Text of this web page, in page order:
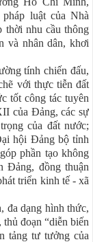
luật của Nhà
thời nhu cầu thông
và nhân dân, khơi
tính chiến đấu,
với thực tiễn đất
tốt công tác tuyên
của Đảng, các sự
của đất nước;
hội Đảng bộ tỉnh
phần tạo không
Đảng, đồng thuận
triển kinh tế - xã
đa dạng hình thức,
đoạn “diễn biến
tảng tư tưởng của